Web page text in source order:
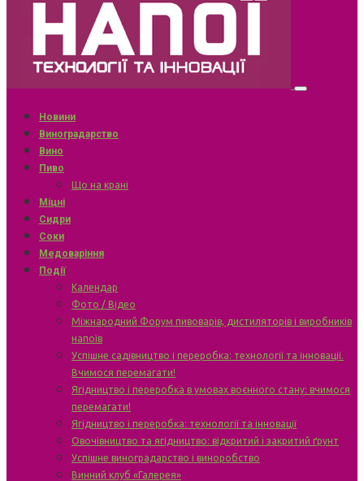
Новини
Виноградарство
Вино
Пиво
Що на крані
Міцні
Сидри
Соки
Медоваріння
Події
Календар
Фото / Відео
Міжнародний Форум пивоварів, дистиляторів і виробників
напоїв
Успішне садівництво і переробка: технології та інновації.
Вчимося перемагати!
Ягідництво і переробка в умовах воєнного стану: вчимося
перемагати!
Ягідництво і переробка: технології та інновації
Овочівництво та ягідництво: відкритий і закритий ґрунт
Успішне виноградарство і виноробство
Винний клуб «Галерея»